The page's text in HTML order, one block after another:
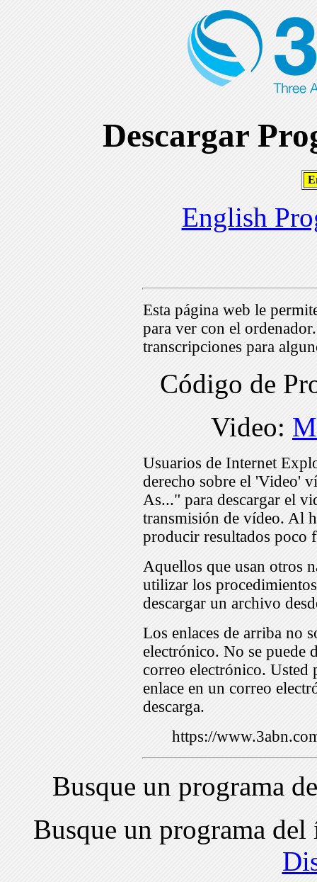
Descargar
English
Esta página web le
para ver con el
transcripciones para
Código de
Video:
Usuarios de Internet
derecho sobre el 'Video'
As..." para descargar el
transmisión de vídeo. Al
producir resultados poco
Aquellos que usan otros
utilizar los
descargar un archivo
Los enlaces de arriba no
electrónico. No se puede
correo electrónico. Usted
enlace en un correo
descarga.
https://
Busque un programa
Busque un programa